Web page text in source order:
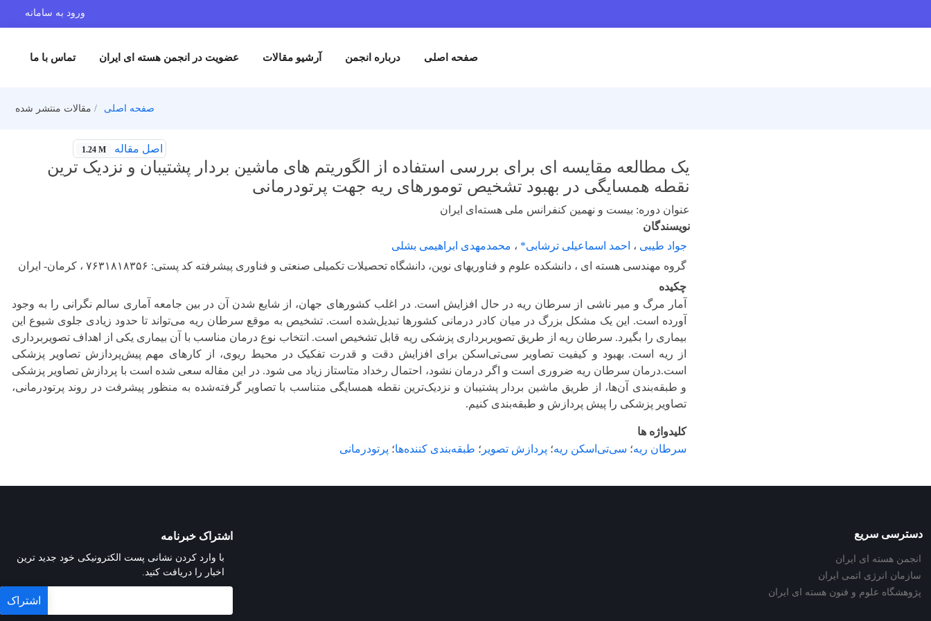
ورود به سامانه
صفحه اصلی درباره انجمن آرشیو مقالات عضویت در انجمن هسته ای ایران تماس با ما
صفحه اصلی مقالات منتشر شده
اصل مقاله 1.24 M
یک مطالعه مقایسه ای برای بررسی استفاده از الگوریتم های ماشین بردار پشتیبان و نزدیک ترین
نقطه همسایگی در بهبود تشخیص تومورهای ریه جهت پرتودرمانی
عنوان دوره: بیست و نهمین کنفرانس ملی هسته‌ای ایران
نویسندگان
جواد طیبی ، احمد اسماعیلی ترشابی* ، محمدمهدی ابراهیمی بشلی
گروه مهندسی هسته ای ، دانشکده علوم و فناوریهای نوین، دانشگاه تحصیلات تکمیلی صنعتی و فناوری پیشرفته کد پستی: ۷۶۳۱۸۱۸۳۵۶ ، کرمان- ایران
چکیده
آمار مرگ ‌و میر ناشی از سرطان ریه در حال افزایش است. در اغلب کشورهای جهان، از شایع شدن آن در بین جامعه آماری سالم نگرانی را به وجود
آورده است. این یک مشکل بزرگ در میان کادر درمانی کشورها تبدیل‌شده است. تشخیص به ‌موقع سرطان ریه می‌تواند تا حدود زیادی جلوی شیوع این
بیماری را بگیرد. سرطان ریه از طریق تصویربرداری پزشکی ریه قابل‌ تشخیص است. انتخاب نوع درمان مناسب با آن بیماری یکی از اهداف تصویربرداری
از ریه است. بهبود و کیفیت تصاویر سی‌تی‌اسکن برای افزایش دقت و قدرت تفکیک در محیط ریوی، از کارهای مهم پیش‌پردازش تصاویر پزشکی
است.درمان سرطان ریه ضروری است و اگر درمان نشود، احتمال رخداد متاستاز زیاد می شود. در این مقاله سعی شده است با پردازش تصاویر پزشکی
و طبقه‌بندی آن‌ها، از طریق ماشین بردار پشتیبان و نزدیک‌ترین نقطه همسایگی متناسب با تصاویر گرفته‌شده به‌ منظور پیشرفت در روند پرتودرمانی،
تصاویر پزشکی را پیش پردازش و طبقه‌بندی کنیم.
کلیدواژه ها
سرطان ریه؛ سی‌تی‌اسکن ریه؛ پردازش تصویر ؛ طبقه‌بندی کننده‌ها؛ پرتودرمانی
دسترسی سریع
انجمن هسته ای ایران
سازمان انرژی اتمی ایران
پژوهشگاه علوم و فنون هسته ای ایران
اشتراک خبرنامه
با وارد کردن نشانی پست الکترونیکی خود جدید ترین
اخبار را دریافت کنید.